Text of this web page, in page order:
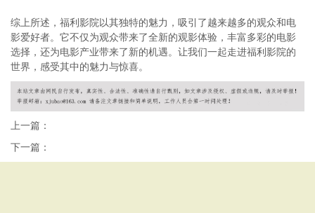
综上所述，福利影院以其独特的魅力，吸引了越来越多的观众和电
影爱好者。它不仅为观众带来了全新的观影体验，丰富多彩的电影
选择，还为电影产业带来了新的机遇。让我们一起走进福利影院的
世界，感受其中的魅力与惊喜。
上一篇：
下一篇：